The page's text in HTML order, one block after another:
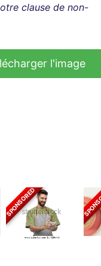
clause de non-
l'image
SPONSORED